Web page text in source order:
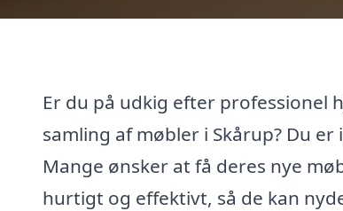
Er du på udkig efter professionel
samling af møbler i Skårup? Du er
Mange ønsker at få deres nye
hurtigt og effektivt, så de kan